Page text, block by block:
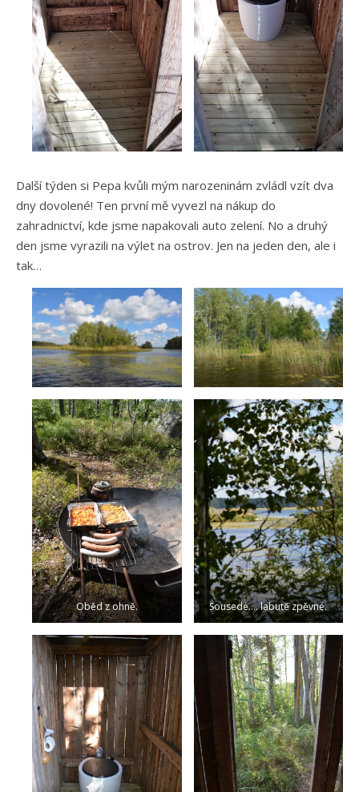
Další týden si Pepa kvůli mým narozeninám zvládl vzít dva
dny dovolené! Ten první mě vyvezl na nákup do
zahradnictví, kde jsme napakovali auto zelení. No a druhý
den jsme vyrazili na výlet na ostrov. Jen na jeden den, ale i
tak…
Oběd z ohně. Sousedé…. labutě zpěvné.